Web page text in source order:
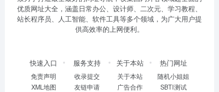
优质网址大全，涵盖日常办公、设计师、二次元、学习教程、
站长程序员、人工智能、软件工具等多个领域，为广大用户提
供高效率的上网便利。
快速入口
免责声明
XML地图
服务支持
收录提交
友链申请
关于本站
关于本站
广告合作
热门网址
随机小姐姐
SBTI测试